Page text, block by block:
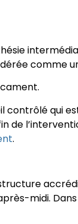
comme
contrôlé qui
de
.
midi.